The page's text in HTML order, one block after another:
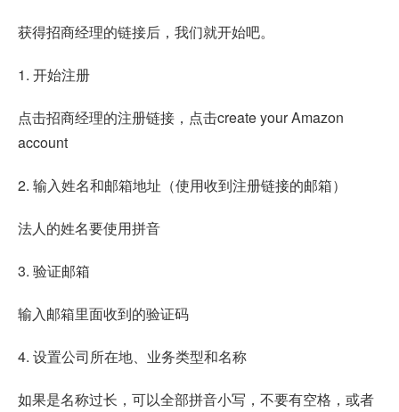
获得招商经理的链接后，我们就开始吧。
1. 开始注册
点击招商经理的注册链接，点击create your Amazon
account
2. 输入姓名和邮箱地址（使用收到注册链接的邮箱）
法人的姓名要使用拼音
3. 验证邮箱
输入邮箱里面收到的验证码
4. 设置公司所在地、业务类型和名称
如果是名称过长，可以全部拼音小写，不要有空格，或者